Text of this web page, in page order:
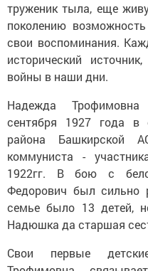
труженик тыла, еще
поколению
свои воспоминания.
исторический
войны в наши дни.
Надежда
сентября 1927 года в
района Башкирской
коммуниста -
1922гг. В бою с
Федорович был сильно
семье было 13 детей,
Надюшка да старшая
Свои первые